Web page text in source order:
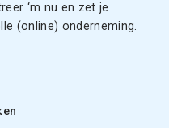
‘m nu en zet je
(online) onderneming.